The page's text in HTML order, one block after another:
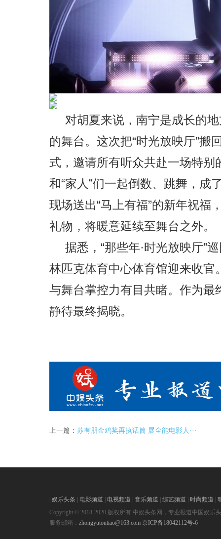
对胡夏来说，南宁是成长的
的舞台。这次把“时光放映厅”搬
式，邀请所有听众共赴一场特
和“家人”们一起倒数、跳舞，成
现场送出“马上有福”的新年祝福
礼物，将暖意延续至舞台之外。
据悉，“那些年·时光放映厅”
林匹克体育中心体育馆迎来收
与舞台掌控力有目共睹。作为
静待最终揭晓。
上一篇： 苏有朋金鸡奖再执话筒 展全能电影人···
| 娱乐头条 | 电影频道 | 电视频道 | 音乐频道 | 综艺频道 | 时尚频道 |
Copyright © 2018-2020 版权所有 中娱头条网，专业报道中国娱乐
服务邮箱： zhongyutoutiao@163.com 京ICP备18042112号-6